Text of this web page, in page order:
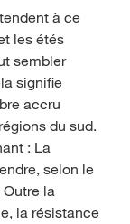
à ce
les étés
sembler
signifie
accru
du sud.
: La
selon le
la
la résistance